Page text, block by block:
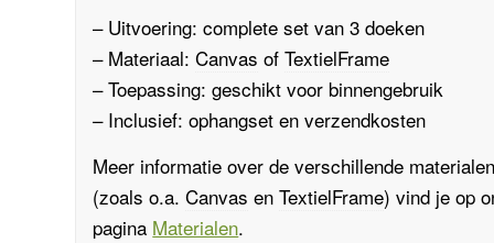
– Uitvoering: complete set van 3 doeken
– Materiaal: Canvas of TextielFrame
– Toepassing: geschikt voor binnengebruik
– Inclusief: ophangset en verzendkosten
Meer informatie over de verschillende materialen
(zoals o.a. Canvas en TextielFrame) vind je op
pagina Materialen.